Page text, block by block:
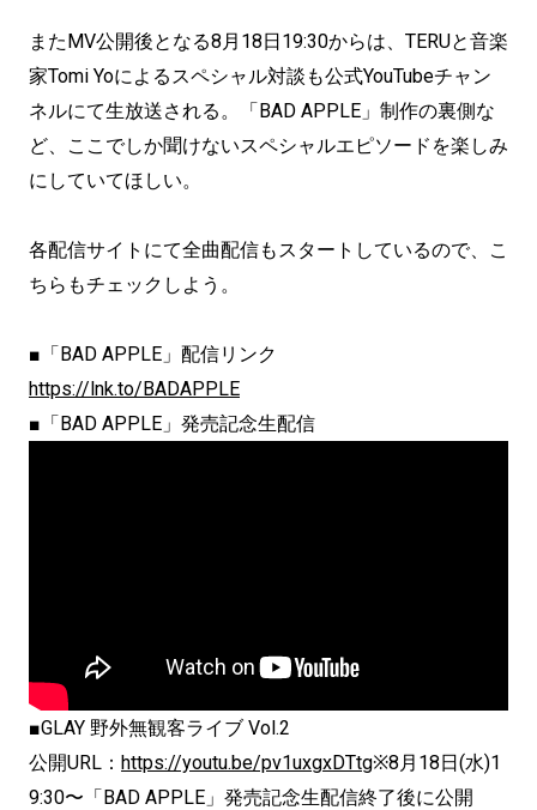
またMV公開後となる8月18日19:30からは、TERUと音楽
家Tomi Yoによるスペシャル対談も公式YouTubeチャン
ネルにて生放送される。「BAD APPLE」制作の裏側な
ど、ここでしか聞けないスペシャルエピソードを楽しみ
にしていてほしい。
各配信サイトにて全曲配信もスタートしているので、こ
ちらもチェックしよう。
■「BAD APPLE」配信リンク
https://lnk.to/BADAPPLE
■「BAD APPLE」発売記念生配信
■GLAY 野外無観客ライブ Vol.2
公開URL： https://youtu.be/pv1uxgxDTtg※8月18日(水)1
9:30〜「BAD APPLE」発売記念生配信終了後に公開